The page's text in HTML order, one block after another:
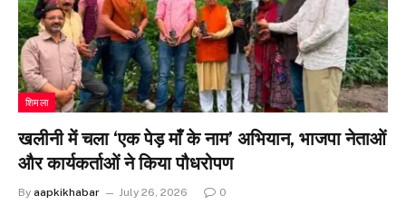
शिमला
खलीनी में चला ‘एक पेड़ माँ के नाम’ अभियान, भाजपा नेताओं
और कार्यकर्ताओं ने किया पौधरोपण
By aapkikhabar July 26, 2026 0